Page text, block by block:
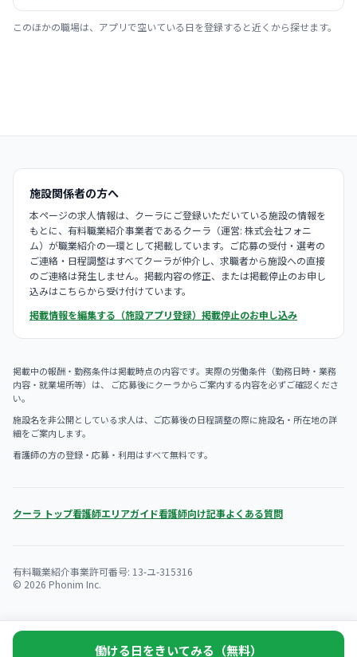
このほかの職場は、アプリで空いている日を登録すると近くから探せます。
施設関係者の方へ
本ページの求人情報は、クーラにご登録いただいている施設の情報を
もとに、有料職業紹介事業者であるクーラ（運営: 株式会社フォニ
ム）が職業紹介の一環として掲載しています。ご応募の受付・選考の
ご連絡・日程調整はすべてクーラが仲介し、求職者から施設への直接
のご連絡は発生しません。掲載内容の修正、または掲載停止のお申し
込みはこちらから受け付けています。
掲載情報を編集する（施設アプリ登録） 掲載停止のお申し込み
掲載中の報酬・勤務条件は掲載時点の内容です。実際の労働条件（勤務日時・業務
内容・就業場所等）は、 ご応募後にクーラからご案内する内容を必ずご確認くださ
い。
施設名を非公開としている求人は、ご応募後の日程調整の際に施設名・所在地の詳
細をご案内します。
看護師の方の登録・応募・利用はすべて無料です。
クーラ トップ看護師エリアガイド看護師向け記事よくある質問
有料職業紹介事業許可番号: 13-ユ-315316
© 2026 Phonim Inc.
働ける日をきいてみる（無料）